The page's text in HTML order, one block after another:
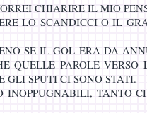
CHIARIRE IL MIO
LO SCANDICCI O IL
SE IL GOL ERA DA
QUELLE PAROLE VERSO
GLI SPUTI CI SONO STATI.
INOPPUGNABILI, TANTO